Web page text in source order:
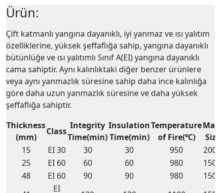
Ürün:
Çift katmanlı yangına dayanıklı, iyi yanmaz ve ısı yalıtım
özelliklerine, yüksek şeffaflığa sahip, yangına dayanıklı
bütünlüğe ve ısı yalıtımlı Sınıf A(EI) yangına dayanıklı
cama sahiptir. Aynı kalınlıktaki diğer benzer ürünlere
veya aynı yanmazlık süresine sahip daha ince kalınlığa
göre daha uzun yanmazlık süresine ve daha yüksek
şeffaflığa sahiptir.
Thickness
(mm)
Class
Integrity
Time(min)
Insulation
Time(min)
Temperature
of Fire(℃)
15
EI 30 30 30 950
25
EI 60 60 60 980
48
EI 60 90 90 980
EI